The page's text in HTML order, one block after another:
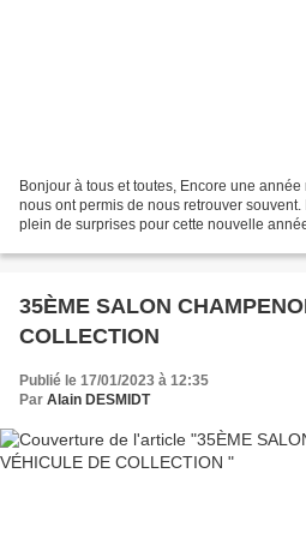
Bonjour à tous et toutes, Encore une
nous ont permis de nous retrouver
plein de surprises pour cette nouvelle
35ÈME SALON
COLLECTION
Publié le 17/01/2023 à 12:35
Par Alain DESMIDT